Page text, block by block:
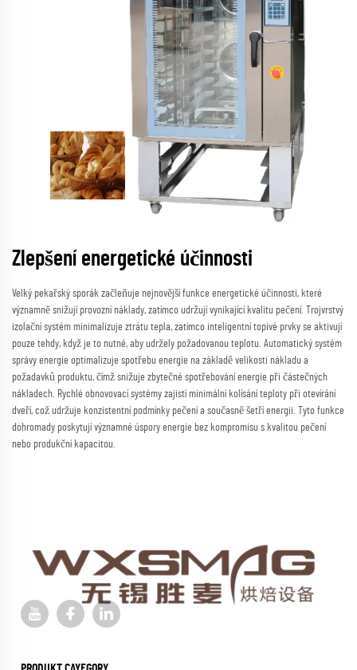
Zlepšení energetické účinnosti
Velký pekařský sporák začleňuje nejnovější funkce energetické účinnosti, které
významně snižují provozní náklady, zatímco udržují vynikající kvalitu pečení. Trojvrstvý
izolační systém minimalizuje ztrátu tepla, zatímco inteligentní topivé prvky se aktivují
pouze tehdy, když je to nutné, aby udržely požadovanou teplotu. Automatický systém
správy energie optimalizuje spotřebu energie na základě velikosti nákladu a
požadavků produktu, čímž snižuje zbytečné spotřebování energie při částečných
nákladech. Rychlé obnovovací systémy zajistí minimální kolísání teploty při otevírání
dveří, což udržuje konzistentní podmínky pečení a současně šetří energii. Tyto funkce
dohromady poskytují významné úspory energie bez kompromisu s kvalitou pečení
nebo produkční kapacitou.